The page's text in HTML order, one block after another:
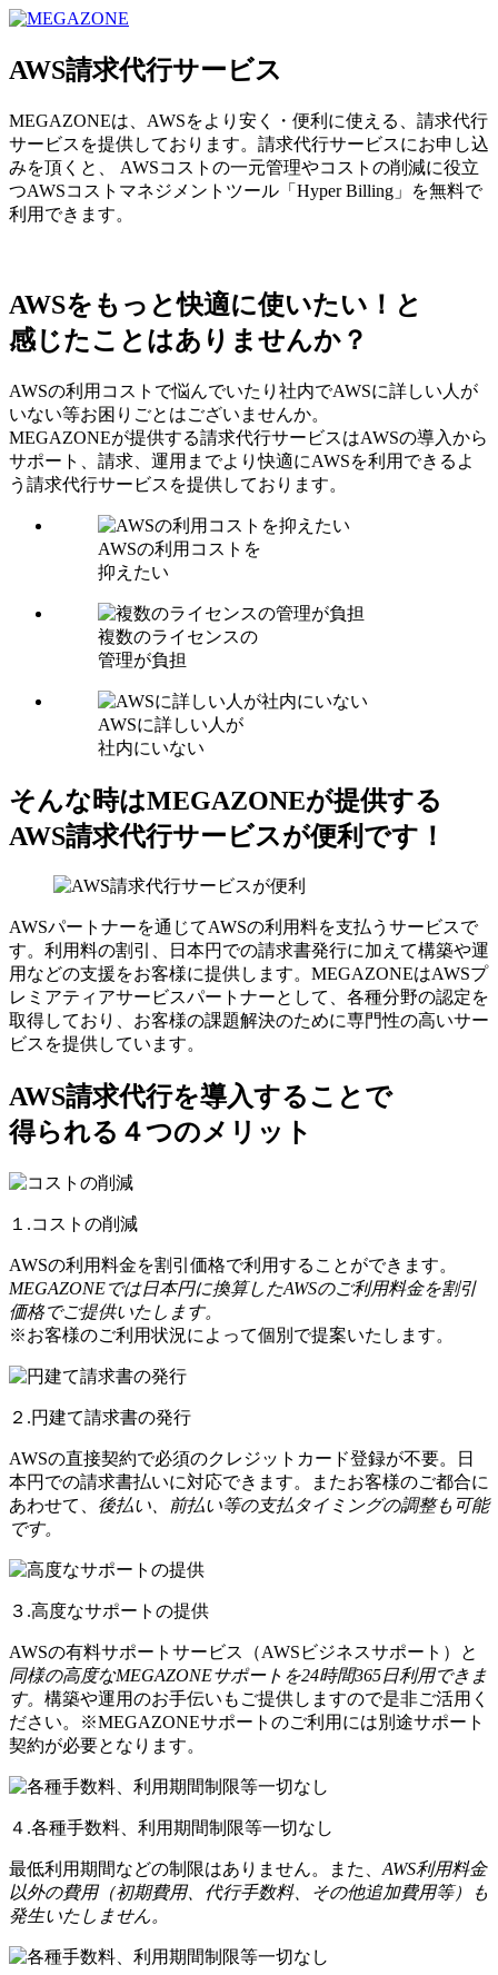
AWS請求代行サービス
MEGAZONEは、AWSをより安く・便利に使える、請求代行
サービスを提供しております。請求代行サービスにお申し込
みを頂くと、 AWSコストの一元管理やコストの削減に役立
つAWSコストマネジメントツール「Hyper Billing」を無料で
利用できます。
AWSをもっと快適に使いたい！と
感じたことはありませんか？
AWSの利用コストで悩んでいたり社内でAWSに詳しい人が
いない等お困りごとはございませんか。
MEGAZONEが提供する請求代行サービスはAWSの導入から
サポート、請求、運用までより快適にAWSを利用できるよ
う請求代行サービスを提供しております。
AWSの利用コストを
抑えたい
複数のライセンスの
管理が負担
AWSに詳しい人が
社内にいない
そんな時はMEGAZONEが提供する
AWS請求代行サービスが便利です！
AWSパートナーを通じてAWSの利用料を支払うサービスで
す。利用料の割引、日本円での請求書発行に加えて構築や運
用などの支援をお客様に提供します。MEGAZONEはAWSプ
レミアティアサービスパートナーとして、各種分野の認定を
取得しており、お客様の課題解決のために専門性の高いサー
ビスを提供しています。
AWS請求代行を導入することで
得られる４つのメリット
１.コストの削減
AWSの利用料金を割引価格で利用することができます。
MEGAZONEでは日本円に換算したAWSのご利用料金を割引
価格でご提供いたします。
※お客様のご利用状況によって個別で提案いたします。
２.円建て請求書の発行
AWSの直接契約で必須のクレジットカード登録が不要。日
本円での請求書払いに対応できます。またお客様のご都合に
あわせて、 後払い、前払い等の支払タイミングの調整も可能
です。
３.高度なサポートの提供
AWSの有料サポートサービス（AWSビジネスサポート）と
同様の高度なMEGAZONEサポートを24時間365日利用できま
す。 構築や運用のお手伝いもご提供しますので是非ご活用く
ださい。※MEGAZONEサポートのご利用には別途サポート
契約が必要となります。
４.各種手数料、利用期間制限等一切なし
最低利用期間などの制限はありません。また、 AWS利用料金
以外の費用（初期費用、代行手数料、その他追加費用等）も
発生いたしません。